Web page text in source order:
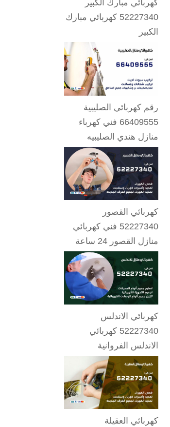
كهربائي مبارك الكبير
52227340 كهربائي مبارك
الكبير
رقم كهربائي الصليبية
66409555 فني كهرباء
منازل هندي الصليبيه
كهربائي القصور
52227340 فني كهربائي
منازل القصور 24 ساعة
كهربائي الاندلس
52227340 كهربائي
الاندلس الفروانية
كهربائي العقيلة